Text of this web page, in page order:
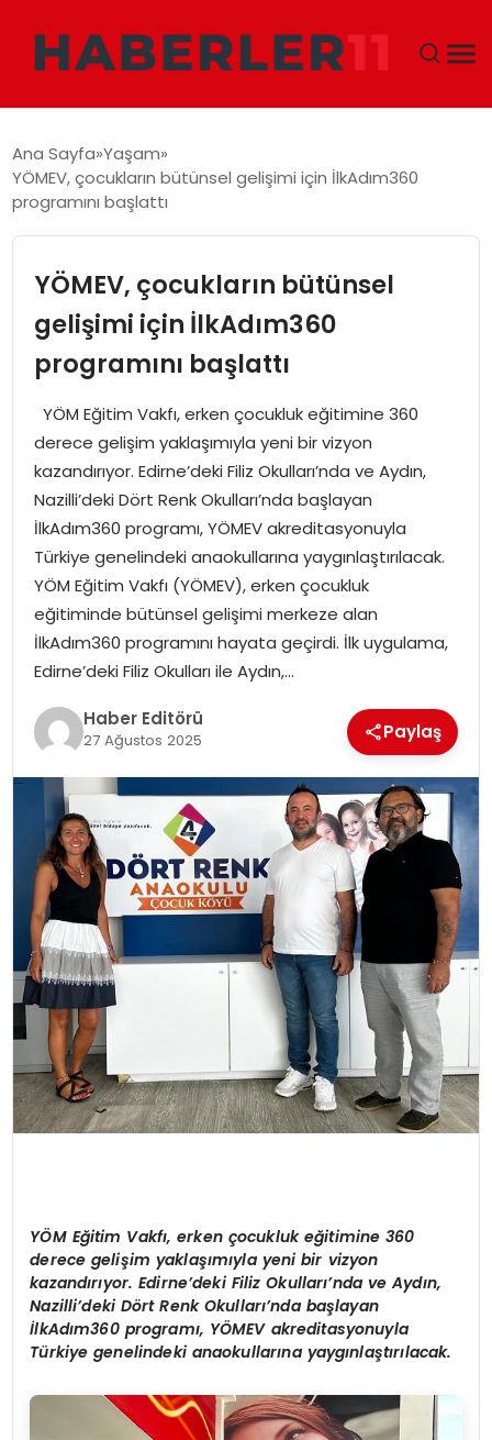
DÜNYA
TEKNOLOJI
EĞITIM
MAGAZIN
SPOR
YAŞAM
Ana Sayfa Yaşam
YÖMEV, çocukların bütünsel gelişimi için İlkAdım360
programını başlattı
YÖMEV, çocukların bütünsel
gelişimi için İlkAdım360
programını başlattı
YÖM Eğitim Vakfı, erken çocukluk eğitimine 360
derece gelişim yaklaşımıyla yeni bir vizyon
kazandırıyor. Edirne’deki Filiz Okulları’nda ve Aydın,
Nazilli’deki Dört Renk Okulları’nda başlayan
İlkAdım360 programı, YÖMEV akreditasyonuyla
Türkiye genelindeki anaokullarına yaygınlaştırılacak.
YÖM Eğitim Vakfı (YÖMEV), erken çocukluk
eğitiminde bütünsel gelişimi merkeze alan
İlkAdım360 programını hayata geçirdi. İlk uygulama,
Edirne’deki Filiz Okulları ile Aydın,…
Haber Editörü
27 Ağustos 2025 Paylaş
YÖM Eğitim Vakfı, erken çocukluk eğitimine 360
derece gelişim yaklaşımıyla yeni bir vizyon
kazandırıyor. Edirne’deki Filiz Okulları’nda ve Aydın,
Nazilli’deki Dört Renk Okulları’nda başlayan
İlkAdım360 programı, YÖMEV akreditasyonuyla
Türkiye genelindeki anaokullarına yaygınlaştırılacak.